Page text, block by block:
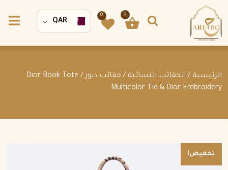
0
0
QAR
الرئيسية / الحقائب النسائية / حقائب ديور
/ Dior Book Tote
Multicolor Tie & Dior Embroidery
تخفيض!